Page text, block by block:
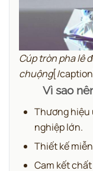
Cúp tròn pha lê
chuộng[/
Vì sao
Thương hiệu
nghiệp lớn.
Thiết kế
Cam kết